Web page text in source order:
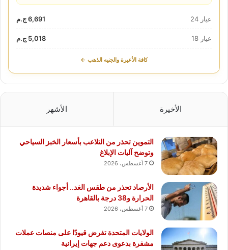
عيار 24 6,691 ج.م
عيار 18 5,018 ج.م
كافة الأعيرة والجنيه الذهب ←
الأخيرة الأشهر
التموين تحذر من التلاعب بأسعار الخبز السياحي
وتوضح آليات الإبلاغ
7 أغسطس، 2026
الأرصاد تحذر من طقس الغد.. أجواء شديدة
الحرارة و38 درجة بالقاهرة
7 أغسطس، 2026
الولايات المتحدة تفرض قيودًا على منصات عملات
مشفرة بدعوى دعم جهات إيرانية